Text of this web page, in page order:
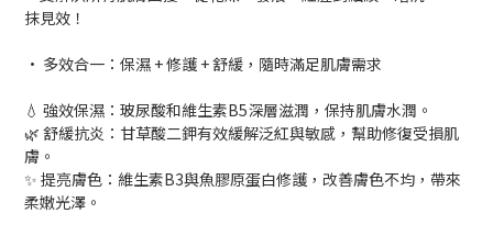
抹見效！
• 多效合一：保濕 + 修護 + 舒緩，隨時滿足肌膚需求
💧 強效保濕：玻尿酸和維生素B5深層滋潤，保持肌膚水潤。
🌿 舒緩抗炎：甘草酸二鉀有效緩解泛紅與敏感，幫助修復受損肌
膚。
✨ 提亮膚色：維生素B3與魚膠原蛋白修護，改善膚色不均，帶來
柔嫩光澤。